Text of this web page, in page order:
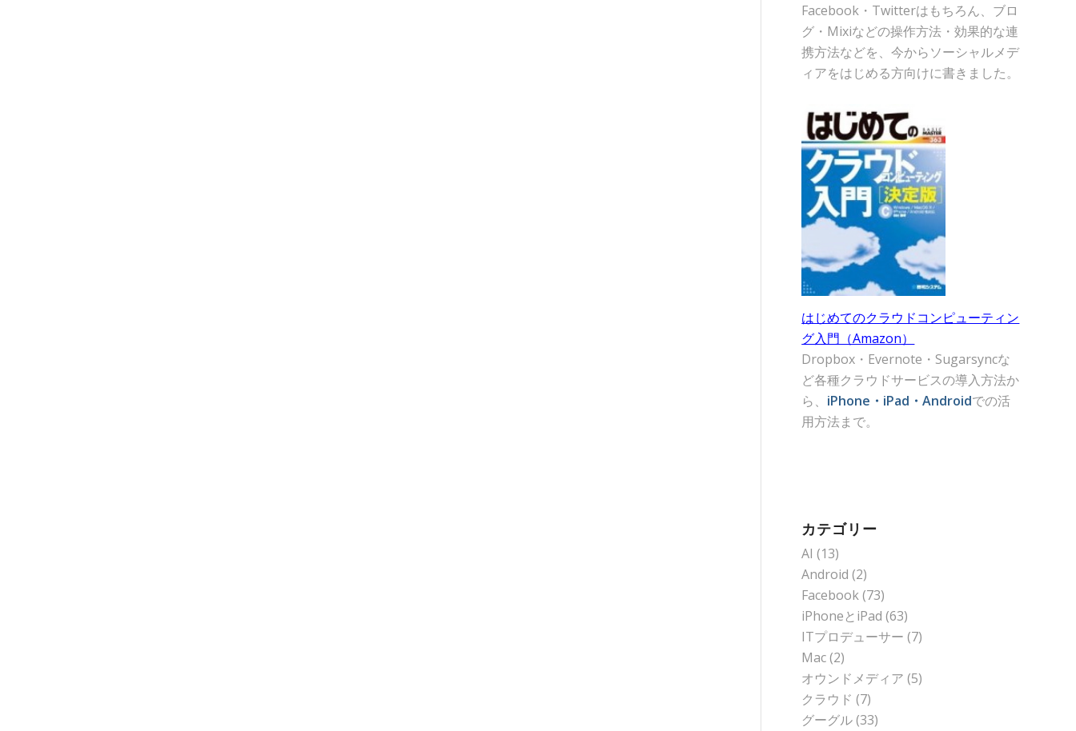
Facebook・Twitterはもちろん、ブロ
グ・Mixiなどの操作方法・効果的な連
携方法などを、今からソーシャルメデ
ィアをはじめる方向けに書きました。
はじめてのクラウドコンピューティン
グ入門（Amazon）
Dropbox・Evernote・Sugarsyncな
ど各種クラウドサービスの導入方法か
ら、 iPhone・iPad・Androidでの活
用方法まで。
カテゴリー
AI (13)
Android (2)
Facebook(73)
iPhoneとiPad (63)
ITプロデューサー (7)
Mac(2)
オウンドメディア (5)
クラウド (7)
グーグル(33)